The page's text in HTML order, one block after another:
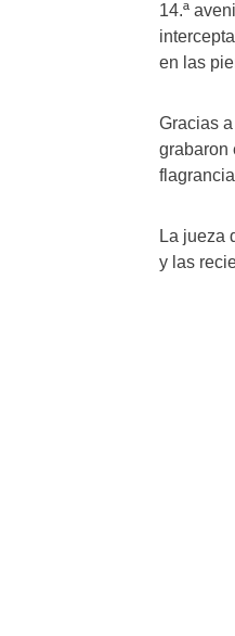
14.ª
en las
Gracias
grabaron
La jueza
y las